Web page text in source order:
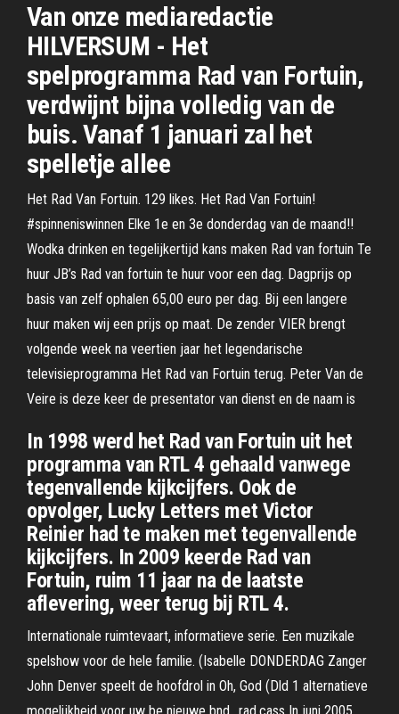
Van onze mediaredactie
HILVERSUM - Het
spelprogramma Rad van Fortuin,
verdwijnt bijna volledig van de
buis. Vanaf 1 januari zal het
spelletje allee
Het Rad Van Fortuin. 129 likes. Het Rad Van Fortuin!
#spinneniswinnen Elke 1e en 3e donderdag van de maand!!
Wodka drinken en tegelijkertijd kans maken Rad van fortuin Te
huur JB’s Rad van fortuin te huur voor een dag. Dagprijs op
basis van zelf ophalen 65,00 euro per dag. Bij een langere
huur maken wij een prijs op maat. De zender VIER brengt
volgende week na veertien jaar het legendarische
televisieprogramma Het Rad van Fortuin terug. Peter Van de
Veire is deze keer de presentator van dienst en de naam is
In 1998 werd het Rad van Fortuin uit het
programma van RTL 4 gehaald vanwege
tegenvallende kijkcijfers. Ook de
opvolger, Lucky Letters met Victor
Reinier had te maken met tegenvallende
kijkcijfers. In 2009 keerde Rad van
Fortuin, ruim 11 jaar na de laatste
aflevering, weer terug bij RTL 4.
Internationale ruimtevaart, informatieve serie. Een muzikale
spelshow voor de hele familie. (Isabelle DONDERDAG Zanger
John Denver speelt de hoofdrol in Oh, God (Dld 1 alternatieve